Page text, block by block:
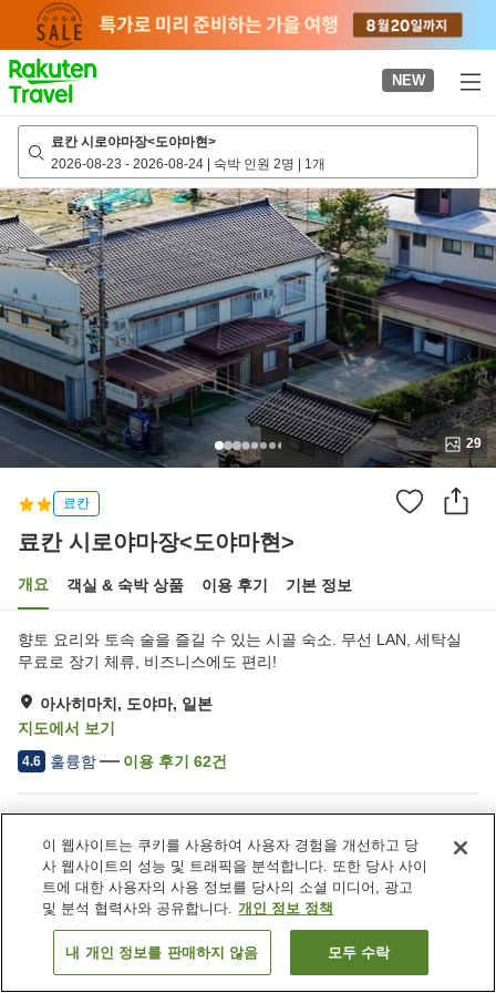
page
NEW
료칸 시로야마장<도야마현>
2026-08-23 - 2026-08-24 | 숙박 인원 2명 | 1개
29
료칸
료칸 시로야마장<도야마현>
개요 객실 & 숙박 상품 이용 후기 기본 정보
향토 요리와 토속 술을 즐길 수 있는 시골 숙소. 무선 LAN, 세탁실
무료로 장기 체류, 비즈니스에도 편리!
아사히마치, 도야마, 일본
지도에서 보기
4.6 훌륭함 이용 후기 62건
Wi-Fi
주차장
지정된 흡연 공간
세탁 (무료)
객실 보기
이 웹사이트는 쿠키를 사용하여 사용자 경험을 개선하고 당
사 웹사이트의 성능 및 트래픽을 분석합니다. 또한 당사 사이
트에 대한 사용자의 사용 정보를 당사의 소셜 미디어, 광고
및 분석 협력사와 공유합니다. 개인 정보 정책
내 개인 정보를 판매하지 않음 모두 수락